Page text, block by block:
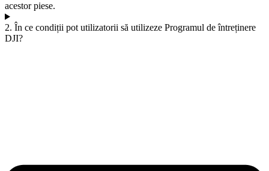
acestor piese.
2. În ce condiții pot utilizatorii să utilizeze Programul de întreținere
DJI?